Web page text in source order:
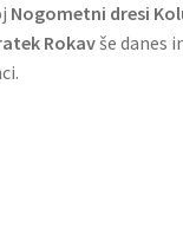
Nogometni dresi
Rokav še danes